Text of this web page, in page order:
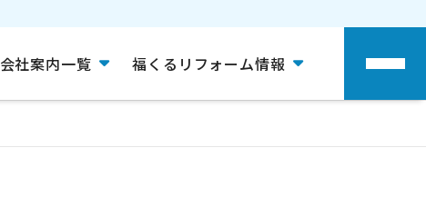
会社案内一覧 福くるリフォーム情報